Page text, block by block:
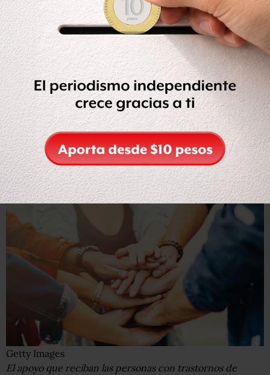
El diagnóstico fue, en realidad, un alivio.
Por fin tenía algo contra lo que luchary no fue hasta
saber qué me ocurría que pude buscar el apoyo que
necesitaba.
Empecé a tomarme mi vida amorosa en serio de nuevo.
Me registré en varias webs y sitios de citas por internet y
salí con varios idiotas, al igual que hacemos todos.
Me acuerdo de un tipo que me dijo que quería acostarse
conmigo inmediatamente después de habernos conocido
en una cafetería. Se echó a llorar cuando le dije que no.
Getty Images
El apoyo que reciban las personas con trastornos de